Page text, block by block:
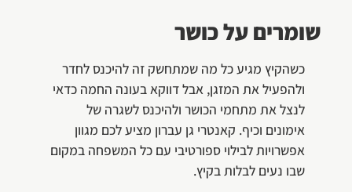
שומרים על כושר
כשהקיץ מגיע כל מה שמתחשק זה להיכנס לחדר
ולהפעיל את המזגן, אבל דווקא בעונה החמה כדאי
לנצל את מתחמי הכושר ולהיכנס לשגרה של
אימונים וכיף. קאנטרי גן עברון מציע לכם מגוון
אפשרויות לבילוי ספורטיבי עם כל המשפחה במקום
שבו נעים לבלות בקיץ.